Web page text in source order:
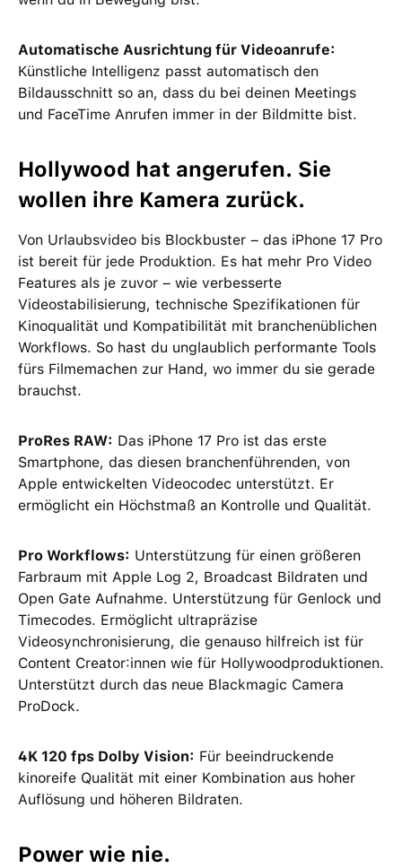
Automatische Ausrichtung für Videoanrufe:
Künstliche Intelligenz passt automatisch den
Bildausschnitt so an, dass du bei deinen Meetings
und FaceTime Anrufen immer in der Bildmitte bist.
Hollywood hat angerufen. Sie
wollen ihre Kamera zurück.
Von Urlaubsvideo bis Blockbuster – das iPhone 17 Pro
ist bereit für jede Produktion. Es hat mehr Pro Video
Features als je zuvor – wie verbesserte
Videostabilisierung, technische Spezifikationen für
Kinoqualität und Kompatibilität mit branchenüblichen
Workflows. So hast du unglaublich performante Tools
fürs Filmemachen zur Hand, wo immer du sie gerade
brauchst.
ProRes RAW: Das iPhone 17 Pro ist das erste
Smartphone, das diesen branchenführenden, von
Apple entwickelten Videocodec unterstützt. Er
ermöglicht ein Höchstmaß an Kontrolle und Qualität.
Pro Workflows: Unterstützung für einen größeren
Farbraum mit Apple Log 2, Broadcast Bildraten und
Open Gate Aufnahme. Unterstützung für Genlock und
Timecodes. Ermöglicht ultrapräzise
Videosynchronisierung, die genauso hilfreich ist für
Content Creator:innen wie für Hollywoodproduktionen.
Unterstützt durch das neue Blackmagic Camera
ProDock.
4K 120 fps Dolby Vision: Für beeindruckende
kinoreife Qualität mit einer Kombination aus hoher
Auflösung und höheren Bildraten.
Power wie nie.